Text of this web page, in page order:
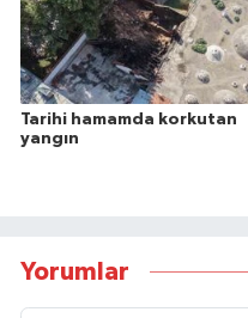
Tarihi hamamda korkutan
yangın
Yorumlar